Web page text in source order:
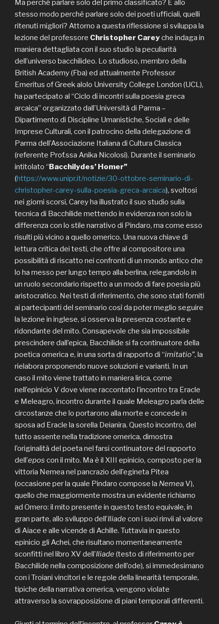
Ma perché parlare solo del primo classificato? E allo
stesso modo perché parlare solo dei poeti ufficiali, quelli
ritenuti migliori? Attorno a questa riflessione si sviluppa la
lezione del professore Christopher Careyche indaga in
maniera dettagliata con il suo studio la peculiarità
dell’universo bacchilideo. Lo studioso, membro della
British Academy (Fba) ed attualmente Professor
Emeritus of Greek alolo University College London (UCL),
ha partecipato al “Ciclo di incontri sulla poesia greca
arcaica” organizzato dall’Università di Parma –
Dipartimento di Discipline Umanistiche, Sociali e delle
Imprese Culturali, con il patrocino della delegazione di
Parma dell’Associazione Italiana di Cultura Classica
(referente Prof.ssa Anika Nicolosi). Durante il seminario
intitolato “Bacchilydes’ Homer”
(https://www.unipr.it/notizie/30-ottobre-seminario-di-
christopher-carey-sulla-poesia-greca-arcaica), svoltosi
nei giorni scorsi, Carey ha illustrato il suo studio sulla
tecnica di Bacchilide mettendo in evidenza non solo la
differenza con lo stile narrativo di Pindaro, ma come esso
risulti più vicino a quello omerico. Una nuova chiave di
lettura critica dei testi, che offre al compositore una
possibilità di riscatto nei confronti di un mondo antico che
lo ha messo per lungo tempo alla berlina, relegandolo in
un ruolo secondario rispetto a un modo di fare poesia più
aristocratico. Nei testi di riferimento, che sono stati forniti
ai partecipanti del seminario così da poter meglio seguire
la lezione in inglese, si osserva la presenza costante e
ridondante del mito. Consapevole che sia impossibile
prescindere dall’epica, Bacchilide si fa continuatore della
poetica omerica e, in una sorta di rapporto di “imitatio”, la
rielabora proponendo nuove soluzioni e varianti. In un
caso il mito viene trattato in maniera lirica, come
nell’epinicio V dove viene raccontato l’incontro tra Eracle
e Meleagro, incontro durante il quale Meleagro parla delle
circostanze che lo portarono alla morte e concede in
sposa ad Eracle la sorella Deianira. Questo incontro, del
tutto assente nella tradizione omerica, dimostra
l’originalità del poeta nel farsi continuatore del rapporto
dell’epos con il mito. Ma è il XIII epinicio, composto per la
vittoria Nemea nel pancrazio dell’egineta Pitea
(occasione per la quale Pindaro compose la NemeaV),
quello che maggiormente mostra un evidente richiamo
ad Omero: il mito presente in questo testo equivale, in
gran parte, allo sviluppo dell’Iliade con i suoi rinvii al valore
di Aiace e alle vicende di Achille. Tuttavia in questo
epinicio gli Achei, che risultano momentaneamente
sconfitti nel libro XV dell’Iliade (testo di riferimento per
Bacchilide nella composizione dell’ode), si immedesimano
con i Troiani vincitori e le regole della linearità temporale,
tipiche della narrativa omerica, vengono violate
attraverso la sovrapposizione di piani temporali differenti.